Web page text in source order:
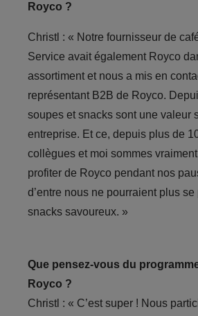
Royco ?
Christl : « Notre fournisseur de
Service avait également Royco
assortiment et nous a mis en
représentant B2B de Royco.
soupes et snacks sont une valeur
entreprise. Et ce, depuis plus de
collègues et moi sommes
profiter de Royco pendant nos
d’entre nous ne pourraient plus
snacks savoureux. »
Que pensez-vous du
Royco ?
Christl : « C’est super ! Nous